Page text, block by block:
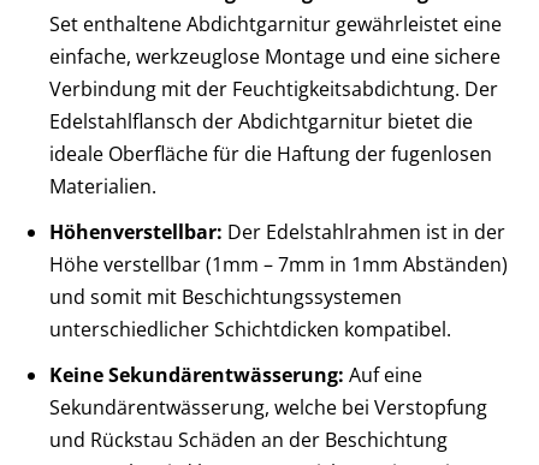
Set enthaltene Abdichtgarnitur gewährleistet eine
einfache, werkzeuglose Montage und eine sichere
Verbindung mit der Feuchtigkeitsabdichtung. Der
Edelstahlflansch der Abdichtgarnitur bietet die
ideale Oberfläche für die Haftung der fugenlosen
Materialien.
Höhenverstellbar: Der Edelstahlrahmen ist in der
Höhe verstellbar (1mm – 7mm in 1mm Abständen)
und somit mit Beschichtungssystemen
unterschiedlicher Schichtdicken kompatibel.
Keine Sekundärentwässerung: Auf eine
Sekundärentwässerung, welche bei Verstopfung
und Rückstau Schäden an der Beschichtung